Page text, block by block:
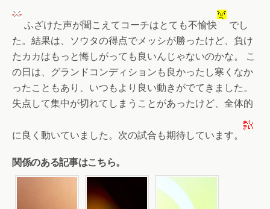
ふざけた声が聞こえてコーチはとても不愉快
でし
た。結果は、ソウタの得点でメッシが勝ったけど、負け
たカカはもっと悔しがっても良いんじゃないのかな。 こ
の日は、グランドコンディションも良かったし寒くなか
ったこともあり、いつもより良い動きがでてきました。
失点して集中が切れてしまうことがあったけど、全体的
に良く動いていました。次の試合も期待しています。
関係のある記事はこちら。